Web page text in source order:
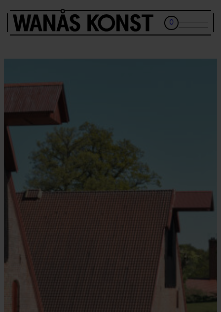
0
BESÖK
AKTIVITETER & GRUPPBESÖK
BILJETTER
WANÅS KONSTKLUBB
KALENDER
OM OSS
Vanås, 289 90 Knislinge